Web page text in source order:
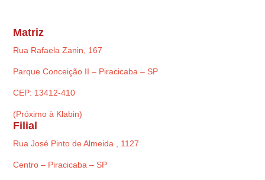
Matriz
Rua Rafaela Zanin, 167
Parque Conceição II – Piracicaba – SP
CEP: 13412-410
(Próximo à Klabin)
Filial
Rua José Pinto de Almeida , 1127
Centro – Piracicaba – SP